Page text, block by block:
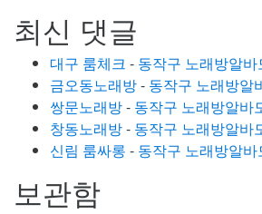
최신 댓글
대구 룸체크 - 동작구 노래방알바
금오동노래방- 동작구 노래방알
쌍문노래방- 동작구 노래방알바
창동노래방- 동작구 노래방알바
신림 룸싸롱 - 동작구 노래방알바
보관함